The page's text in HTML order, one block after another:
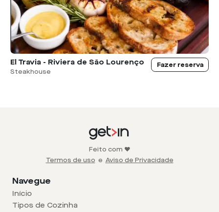
El Travia - Riviera de São Lourenço
Steakhouse
Fazer reserva
Feito com ❤️
Termos de uso e Aviso de Privacidade
Navegue
Início
Tipos de Cozinha